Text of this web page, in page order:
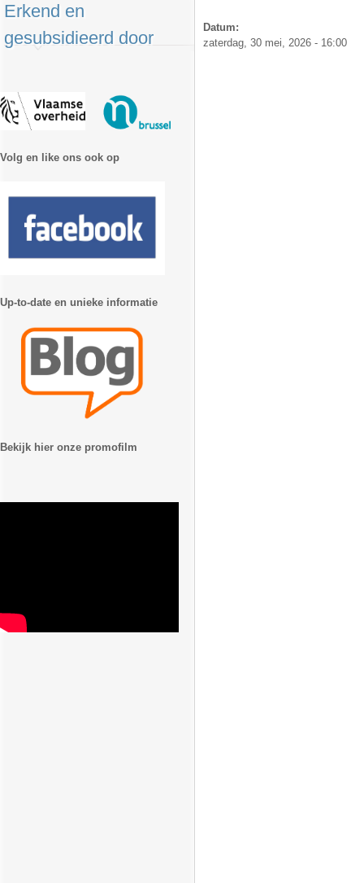
Datum:
zaterdag, 30 mei, 2026 - 16:00
Erkend en
gesubsidieerd door
Volg en like ons ook op
Up-to-date en unieke informatie
Bekijk hier onze promofilm